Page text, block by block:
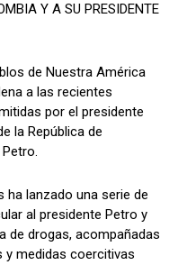
Y A SU PRESIDENTE
de Nuestra América
a las recientes
por el presidente
la República de
ha lanzado una serie de
al presidente Petro y
de drogas, acompañadas
y medidas coercitivas